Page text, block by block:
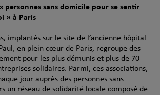
personnes sans domicile pour se sentir
» à Paris
implantés sur le site de l’ancienne hôpital
en plein cœur de Paris, regroupe des
pour les plus démunis et plus de 70
solidaires. Parmi, ces associations,
jour auprès des personnes sans
un réseau de solidarité locale composé de